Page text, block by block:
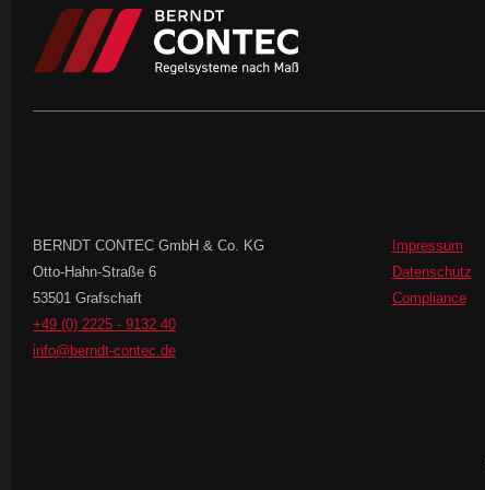
BERNDT CONTEC GmbH & Co. KG
Otto-Hahn-Straße 6
53501 Grafschaft
+49 (0) 2225 - 9132 40
info@berndt-contec.de
Impressum
Datenschutz
Compliance